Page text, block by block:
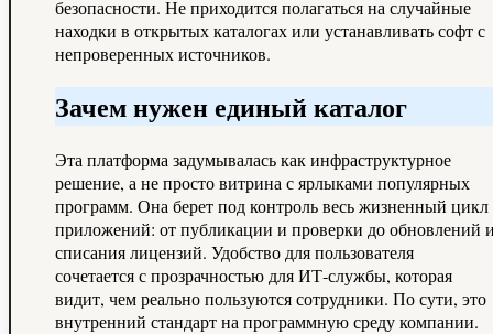
безопасности. Не приходится полагаться на случайные
находки в открытых каталогах или устанавливать софт с
непроверенных источников.
Зачем нужен единый каталог
Эта платформа задумывалась как инфраструктурное
решение, а не просто витрина с ярлыками популярных
программ. Она берет под контроль весь жизненный цикл
приложений: от публикации и проверки до обновлений
списания лицензий. Удобство для пользователя
сочетается с прозрачностью для ИТ‑службы, которая
видит, чем реально пользуются сотрудники. По сути, это
внутренний стандарт на программную среду компании.